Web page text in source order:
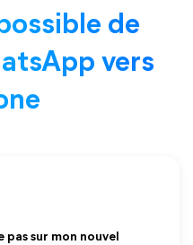
de
vers
sur mon nouvel